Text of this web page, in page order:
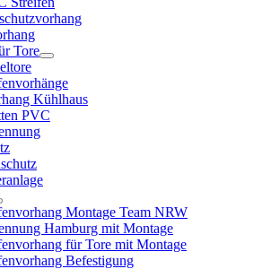
Tore
Kühlhaus
PVC
Montage Team NRW
Hamburg mit Montage
für Tore mit Montage
Befestigung